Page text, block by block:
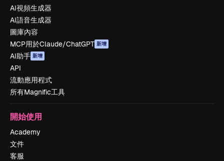
AI視頻生成器
AI語音生成器
圖庫內容
MCP用於Claude/ChatGPT 新增
AI助手 新增
API
流動應用程式
所有Magnific工具
開始使用
Academy
文件
客服